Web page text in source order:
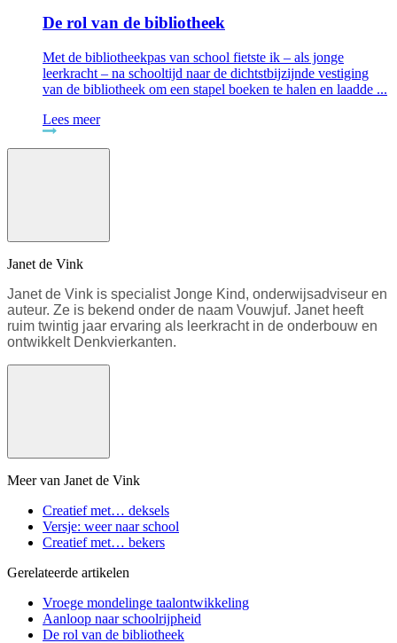
De rol van de bibliotheek
Met de bibliotheekpas van school fietste ik – als jonge
leerkracht – na schooltijd naar de dichtstbijzijnde vestiging
van de bibliotheek om een stapel boeken te halen en laadde ...
Lees meer
Janet de Vink
Janet de Vink is specialist Jonge Kind, onderwijsadviseur en
auteur. Ze is bekend onder de naam Vouwjuf. Janet heeft
ruim twintig jaar ervaring als leerkracht in de onderbouw en
ontwikkelt Denkvierkanten.
Meer van Janet de Vink
Creatief met… deksels
Versje: weer naar school
Creatief met… bekers
Gerelateerde artikelen
Vroege mondelinge taalontwikkeling
Aanloop naar schoolrijpheid
De rol van de bibliotheek